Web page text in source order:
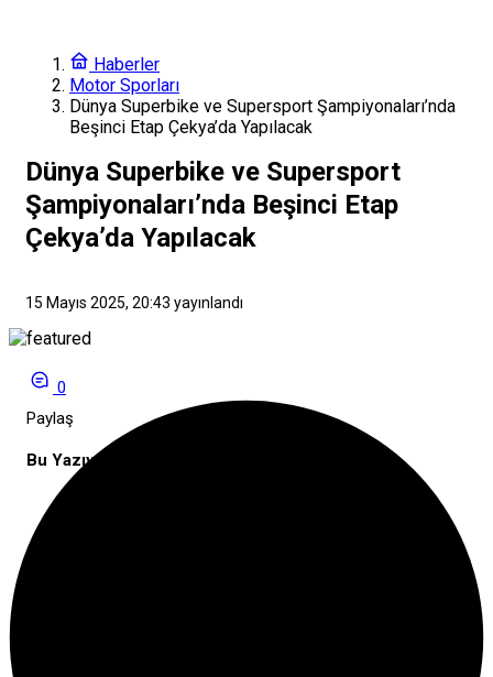
Haberler
Motor Sporları
Dünya Superbike ve Supersport Şampiyonaları’nda
Beşinci Etap Çekya’da Yapılacak
Dünya Superbike ve Supersport
Şampiyonaları’nda Beşinci Etap
Çekya’da Yapılacak
15 Mayıs 2025, 20:43 yayınlandı
0
Paylaş
Bu Yazıyı Paylaş